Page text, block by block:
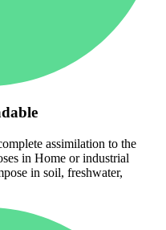
assimilation to the
in Home or industrial
in soil, freshwater,